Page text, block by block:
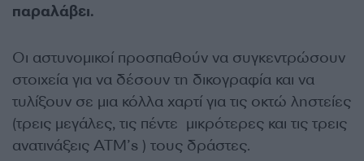
παραλάβει.
Οι αστυνομικοί προσπαθούν να συγκεντρώσουν
στοιχεία για να δέσουν τη δικογραφία και να
τυλίξουν σε μια κόλλα χαρτί για τις οκτώ ληστείες
(τρεις μεγάλες, τις πέντε μικρότερες και τις τρεις
ανατινάξεις ΑΤΜ’s ) τους δράστες.